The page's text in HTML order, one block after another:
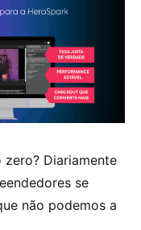
zero? Diariamente
se
não podemos a